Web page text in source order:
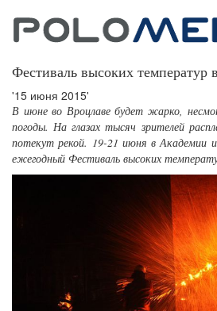
Фестиваль высоких температур
'15 июня 2015'
В июне во Вроцлаве будет жарко,
погоды. На глазах тысяч зрителей
потекут рекой. 19-21 июня в Академии
ежегодный Фестиваль высоких